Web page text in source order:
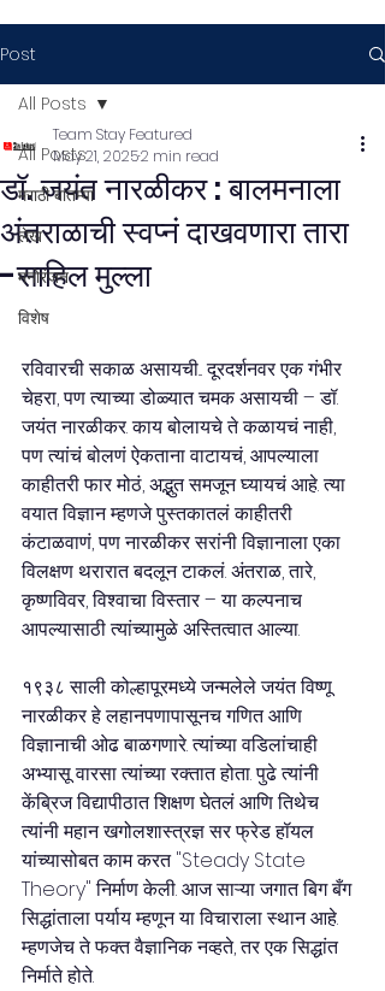
Post
All Posts
मराठी बातम्या
लेख
मनोरंजन
विशेष
All Posts
डॉ. जयंत नारळीकर : बालमनाला
अंतराळाची स्वप्नं दाखवणारा तारा
-साहिल मुल्ला
Team Stay Featured
May 21, 20252 min read
रविवारची सकाळ असायची... दूरदर्शनवर एक गंभीर
चेहरा, पण त्याच्या डोळ्यात चमक असायची – डॉ.
जयंत नारळीकर. काय बोलायचे ते कळायचं नाही,
पण त्यांचं बोलणं ऐकताना वाटायचं, आपल्याला
काहीतरी फार मोठं, अद्भुत समजून घ्यायचं आहे. त्या
वयात विज्ञान म्हणजे पुस्तकातलं काहीतरी
कंटाळवाणं, पण नारळीकर सरांनी विज्ञानाला एका
विलक्षण थरारात बदलून टाकलं. अंतराळ, तारे,
कृष्णविवर, विश्वाचा विस्तार – या कल्पनाच
आपल्यासाठी त्यांच्यामुळे अस्तित्वात आल्या.
१९३८ साली कोल्हापूरमध्ये जन्मलेले जयंत विष्णू
नारळीकर हे लहानपणापासूनच गणित आणि
विज्ञानाची ओढ बाळगणारे. त्यांच्या वडिलांचाही
अभ्यासू वारसा त्यांच्या रक्तात होता. पुढे त्यांनी
केंब्रिज विद्यापीठात शिक्षण घेतलं आणि तिथेच
त्यांनी महान खगोलशास्त्रज्ञ सर फ्रेड हॉयल
यांच्यासोबत काम करत "Steady State
Theory" निर्माण केली. आज साऱ्या जगात बिग बँग
सिद्धांताला पर्याय म्हणून या विचाराला स्थान आहे.
म्हणजेच ते फक्त वैज्ञानिक नव्हते, तर एक सिद्धांत
निर्माते होते.